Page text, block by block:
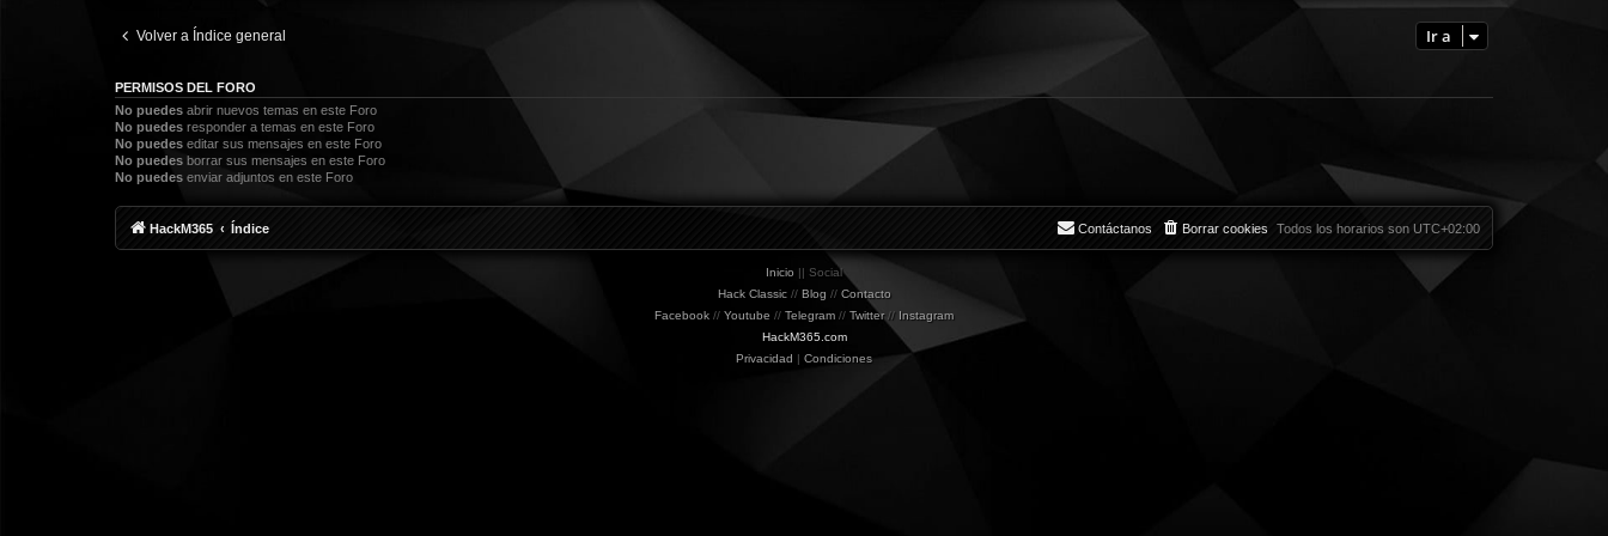
Volver a Índice general Ir a
PERMISOS DEL FORO
No puedes abrir nuevos temas en este Foro
No puedes responder a temas en este Foro
No puedes editar sus mensajes en este Foro
No puedes borrar sus mensajes en este Foro
No puedes enviar adjuntos en este Foro
HackM365 Índice Todos los horarios son UTC+02:00
Borrar cookies
Contáctanos
Inicio || Social
Hack Classic// Blog // Contacto
Facebook // Youtube // Telegram // Twitter// Instagram
HackM365.com
Privacidad | Condiciones